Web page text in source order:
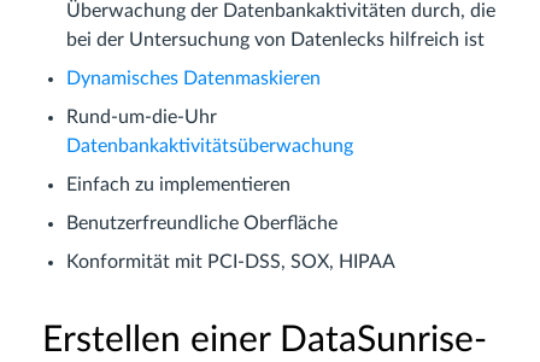
Überwachung der Datenbankaktivitäten durch, die
bei der Untersuchung von Datenlecks hilfreich ist
Dynamisches Datenmaskieren
Rund-um-die-Uhr
Datenbankaktivitätsüberwachung
Einfach zu implementieren
Benutzerfreundliche Oberfläche
Konformität mit PCI-DSS, SOX, HIPAA
Erstellen einer DataSunrise-